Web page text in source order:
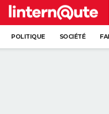
POLITIQUE SOCIÉTÉ